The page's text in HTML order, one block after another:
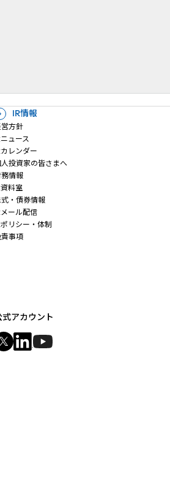
IR情報
方針
ュース
カレンダー
人投資家の皆さまへ
務情報
資料室
式・債券情報
メール配信
ポリシー・体制
責事項
式アカウント
規ウィンドウを開きます
新規ウィンドウを開きます
新規ウィンドウを開きます